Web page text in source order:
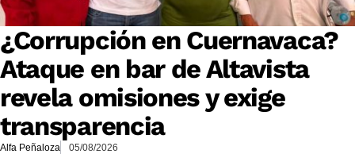
¿Corrupción en Cuernavaca?
Ataque en bar de Altavista
revela omisiones y exige
transparencia
Alfa Peñaloza 05/08/2026